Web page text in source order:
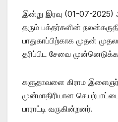
இன்று இரவு (01-07-
தரும் பக்தர்களின்
பாதுகாப்பிற்காக முதன்
தரிப்பிட சேவை
களுதாவளை கிராம
முன்மாதிரியான
பாராட்டி வருகின்றனர்.